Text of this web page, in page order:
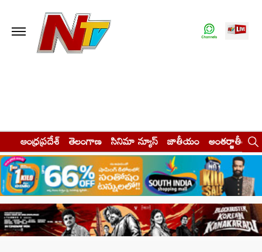
ఆంధ్రప్రదేశ్ తెలంగాణ సినిమా న్యూస్ జాతీయం అంతర్జాతీయం